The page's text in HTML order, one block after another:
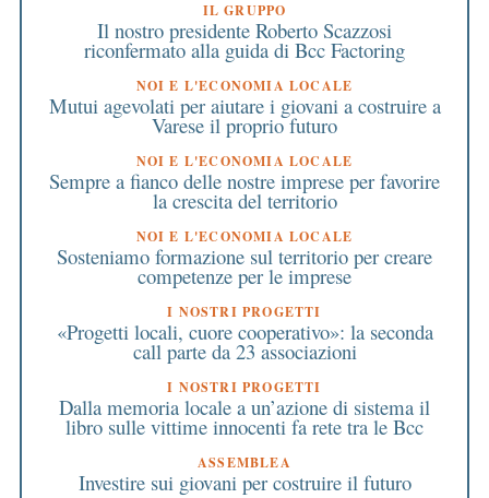
IL GRUPPO
Il nostro presidente Roberto Scazzosi
riconfermato alla guida di Bcc Factoring
NOI E L'ECONOMIA LOCALE
Mutui agevolati per aiutare i giovani a costruire a
Varese il proprio futuro
NOI E L'ECONOMIA LOCALE
Sempre a fianco delle nostre imprese per favorire
la crescita del territorio
NOI E L'ECONOMIA LOCALE
Sosteniamo formazione sul territorio per creare
competenze per le imprese
I NOSTRI PROGETTI
«Progetti locali, cuore cooperativo»: la seconda
call parte da 23 associazioni
I NOSTRI PROGETTI
Dalla memoria locale a un’azione di sistema il
libro sulle vittime innocenti fa rete tra le Bcc
ASSEMBLEA
Investire sui giovani per costruire il futuro